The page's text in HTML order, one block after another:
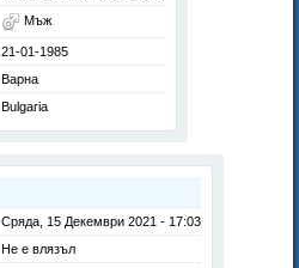
Мъж
21-01-1985
Варна
Bulgaria
Сряда, 15 Декември 2021 - 17:03
Не е влязъл